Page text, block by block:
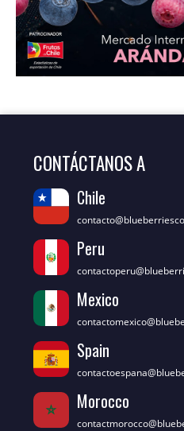
CONTÁCTANOS A
Chile
Peru
Mexico
Spain
Morocco